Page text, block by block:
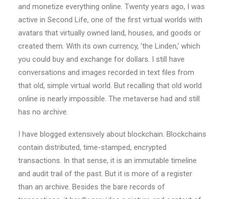
and monetize everything online. Twenty years ago, I was
active in Second Life, one of the first virtual worlds with
avatars that virtually owned land, houses, and goods or
created them. With its own currency, ’the Linden,’ which
you could buy and exchange for dollars. I still have
conversations and images recorded in text files from
that old, simple virtual world. But recalling that old world
online is nearly impossible. The metaverse had and still
has no archive.
I have blogged extensively about blockchain. Blockchains
contain distributed, time-stamped, encrypted
transactions. In that sense, it is an immutable timeline
and audit trail of the past. But it is more of a register
than an archive. Besides the bare records of